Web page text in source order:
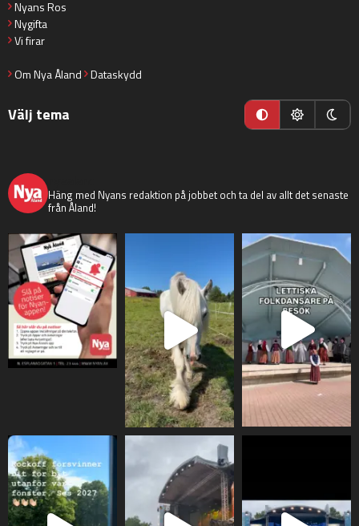
Nyans Ros
Nygifta
Vi firar
Om Nya Åland Dataskydd
Välj tema
Häng med Nyans redaktion på jobbet och ta del av allt det senaste
från Åland!